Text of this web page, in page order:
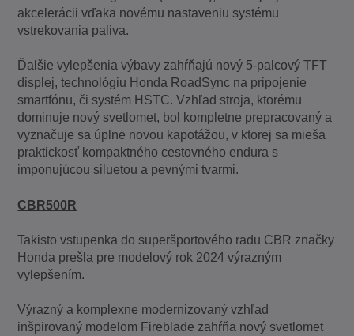
akcelerácii vďaka novému nastaveniu systému
vstrekovania paliva.
Ďalšie vylepšenia výbavy zahŕňajú nový 5-palcový TFT
displej, technológiu Honda RoadSync na pripojenie
smartfónu, či systém HSTC. Vzhľad stroja, ktorému
dominuje nový svetlomet, bol kompletne prepracovaný a
vyznačuje sa úplne novou kapotážou, v ktorej sa mieša
praktickosť kompaktného cestovného endura s
imponujúcou siluetou a pevnými tvarmi.
CBR500R
Takisto vstupenka do superšportového radu CBR značky
Honda prešla pre modelový rok 2024 výrazným
vylepšením.
Výrazný a komplexne modernizovaný vzhľad
inšpirovaný modelom Fireblade zahŕňa nový svetlomet